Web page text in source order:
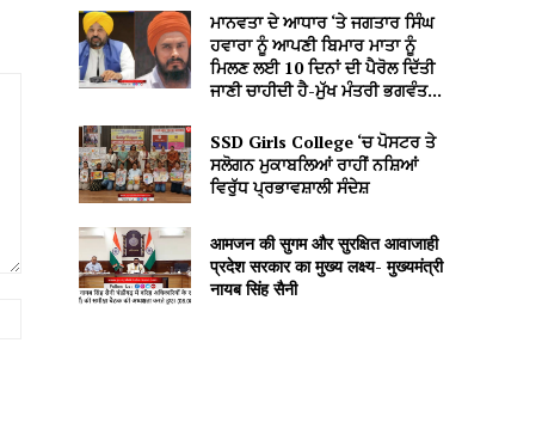
Website:
ਮਾਨਵਤਾ ਦੇ ਆਧਾਰ ‘ਤੇ ਜਗਤਾਰ ਸਿੰਘ
ਹਵਾਰਾ ਨੂੰ ਆਪਣੀ ਬਿਮਾਰ ਮਾਤਾ ਨੂੰ
ਮਿਲਣ ਲਈ 10 ਦਿਨਾਂ ਦੀ ਪੈਰੋਲ ਦਿੱਤੀ
ਜਾਣੀ ਚਾਹੀਦੀ ਹੈ-ਮੁੱਖ ਮੰਤਰੀ ਭਗਵੰਤ...
SSD Girls College ‘ਚ ਪੋਸਟਰ ਤੇ
ਸਲੋਗਨ ਮੁਕਾਬਲਿਆਂ ਰਾਹੀਂ ਨਸ਼ਿਆਂ
ਵਿਰੁੱਧ ਪ੍ਰਭਾਵਸ਼ਾਲੀ ਸੰਦੇਸ਼
आमजन की सुगम और सुरक्षित आवाजाही
प्रदेश सरकार का मुख्य लक्ष्य- मुख्यमंत्री
नायब सिंह सैनी